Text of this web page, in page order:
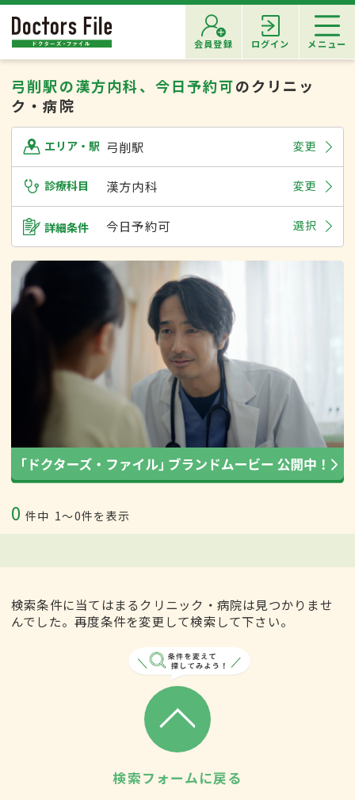
会員登録 ログイン メニュー
弓削駅の漢方内科、今日予約可のクリニッ
ク・病院
エリア・駅 弓削駅 変更
診療科目 漢方内科 変更
詳細条件 今日予約可 選択
0 件中 1〜0件を表示
検索条件に当てはまるクリニック・病院は見つかりませ
んでした。再度条件を変更して検索して下さい。
検索フォームに戻る